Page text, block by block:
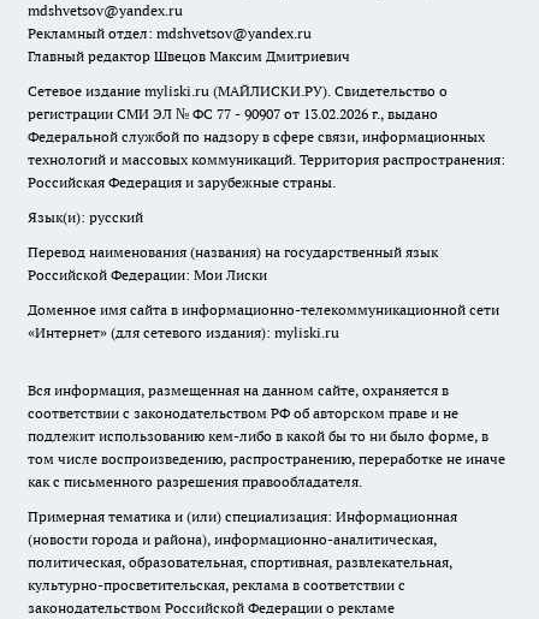
mdshvetsov@yandex.ru
Рекламный отдел: mdshvetsov@yandex.ru
Главный редактор Швецов Максим Дмитриевич
Сетевое издание myliski.ru (МАЙЛИСКИ.РУ). Свидетельство о
регистрации СМИ ЭЛ № ФС 77 - 90907 от 13.02.2026 г., выдано
Федеральной службой по надзору в сфере связи, информационных
технологий и массовых коммуникаций. Территория распространения:
Российская Федерация и зарубежные страны.
Язык(и): русский
Перевод наименования (названия) на государственный язык
Российской Федерации: Мои Лиски
Доменное имя сайта в информационно-телекоммуникационной сети
«Интернет» (для сетевого издания): myliski.ru
Вся информация, размещенная на данном сайте, охраняется в
соответствии с законодательством РФ об авторском праве и не
подлежит использованию кем-либо в какой бы то ни было форме, в
том числе воспроизведению, распространению, переработке не иначе
как с письменного разрешения правообладателя.
Примерная тематика и (или) специализация: Информационная
(новости города и района), информационно-аналитическая,
политическая, образовательная, спортивная, развлекательная,
культурно-просветительская, реклама в соответствии с
законодательством Российской Федерации о рекламе